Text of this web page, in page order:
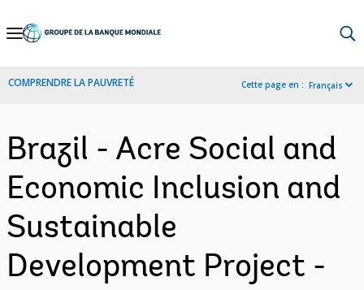
Skip
Navigation
COMPRENDRE LA PAUVRETÉ Cette page en : Français
Brazil - Acre Social and
Economic Inclusion and
Sustainable
Development Project -